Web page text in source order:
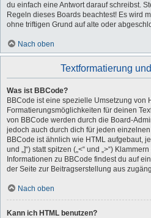
du einfach eine Antwort darauf schreibst.
Regeln dieses Boards beachtest! Es wird
ohne triftigen Grund auf alte oder
Nach oben
Textformatierung
Was ist BBCode?
BBCode ist eine spezielle Umsetzung von
Formatierungsmöglichkeiten für deinen
von BBCode werden durch die Board-
jedoch auch durch dich für jeden
BBCode ist ähnlich wie HTML aufgebaut,
und „]“) statt spitzen („<“ und „>“)
Informationen zu BBCode findest du auf
der Seite zur Beitragserstellung aus
Nach oben
Kann ich HTML benutzen?